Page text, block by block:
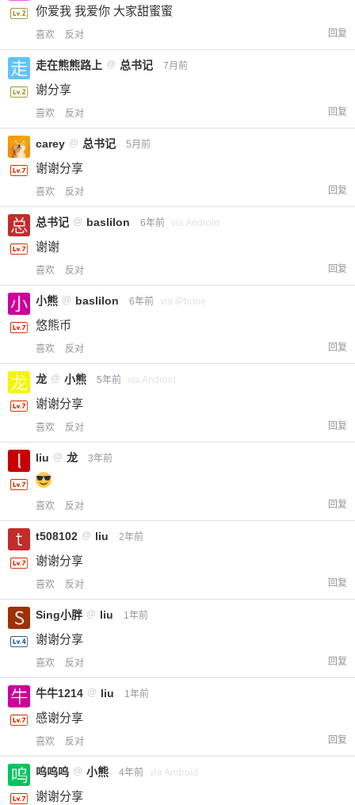
你爱我 我爱你 大家甜蜜蜜
喜欢 反对 回复
走在熊熊路上 @ 总书记 7月前
谢分享
喜欢 反对 回复
carey @ 总书记 5月前
谢谢分享
喜欢 反对 回复
总书记 @ baslilon 6年前 via Android
谢谢
喜欢 反对 回复
小熊 @ baslilon 6年前 via iPhone
悠熊币
喜欢 反对 回复
龙 @ 小熊 5年前 via Android
谢谢分享
喜欢 反对 回复
liu @ 龙 3年前
喜欢 反对 回复
t508102 @ liu 2年前
谢谢分享
喜欢 反对 回复
Sing小胖 @ liu 1年前
谢谢分享
喜欢 反对 回复
牛牛1214 @ liu 1年前
感谢分享
喜欢 反对 回复
呜呜呜 @ 小熊 4年前 via Android
谢谢分享